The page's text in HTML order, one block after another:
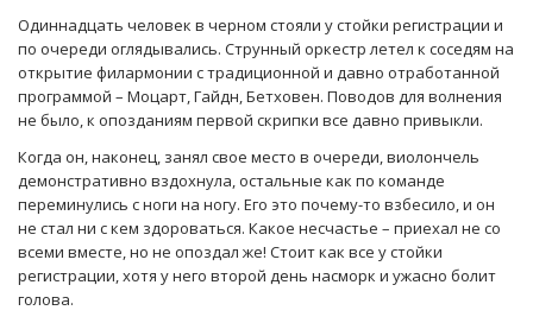
Одиннадцать человек в черном стояли у стойки регистрации и
по очереди оглядывались. Струнный оркестр летел к соседям на
открытие филармонии с традиционной и давно отработанной
программой – Моцарт, Гайдн, Бетховен. Поводов для волнения
не было, к опозданиям первой скрипки все давно привыкли.
Когда он, наконец, занял свое место в очереди, виолончель
демонстративно вздохнула, остальные как по команде
переминулись с ноги на ногу. Его это почему-то взбесило, и он
не стал ни с кем здороваться. Какое несчастье – приехал не со
всеми вместе, но не опоздал же! Стоит как все у стойки
регистрации, хотя у него второй день насморк и ужасно болит
голова.